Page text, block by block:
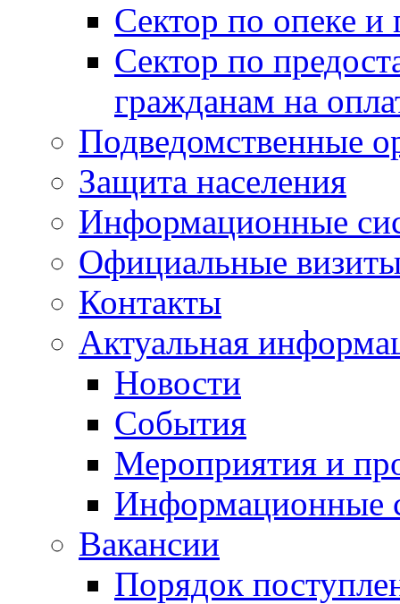
Сектор по опеке и
Сектор по
гражданам на
Подведомственные
Защита населения
Информационные
Официальные
Контакты
Актуальная
Новости
События
Мероприятия и
Информационные
Вакансии
Порядок